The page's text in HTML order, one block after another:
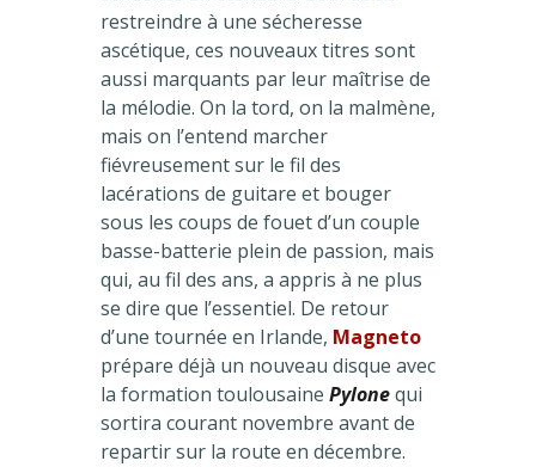
restreindre à une sécheresse
ascétique, ces nouveaux titres sont
aussi marquants par leur maîtrise de
la mélodie. On la tord, on la malmène,
mais on l’entend marcher
fiévreusement sur le fil des
lacérations de guitare et bouger
sous les coups de fouet d’un couple
basse-batterie plein de passion, mais
qui, au fil des ans, a appris à ne plus
se dire que l’essentiel. De retour
d’une tournée en Irlande, Magneto
prépare déjà un nouveau disque avec
la formation toulousaine Pylonequi
sortira courant novembre avant de
repartir sur la route en décembre.